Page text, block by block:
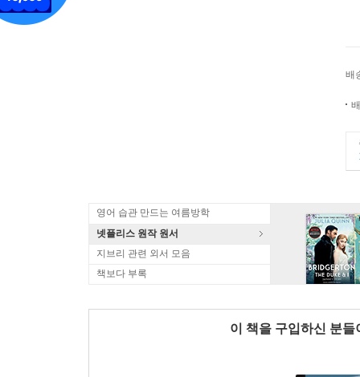
배
영어 습관 만드는 여름방학
넷플리스 원작 원서
지브리 관련 외서 모음
책보다 부록
이 책을 구입하신 분